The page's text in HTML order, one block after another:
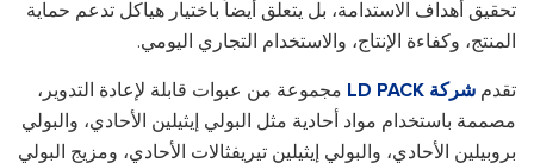
تحقيق أهداف الاستدامة، بل يتعلق أيضاً باختيار هياكل تدعم حماية
المنتج، وكفاءة الإنتاج، والاستخدام التجاري اليومي.
تقدم شركة LD PACK
مجموعة من عبوات قابلة لإعادة التدوير،
مصممة باستخدام مواد أحادية مثل البولي إيثيلين الأحادي، والبولي
بروبيلين الأحادي، والبولي إيثيلين تيريفثالات الأحادي، ومزيج البولي